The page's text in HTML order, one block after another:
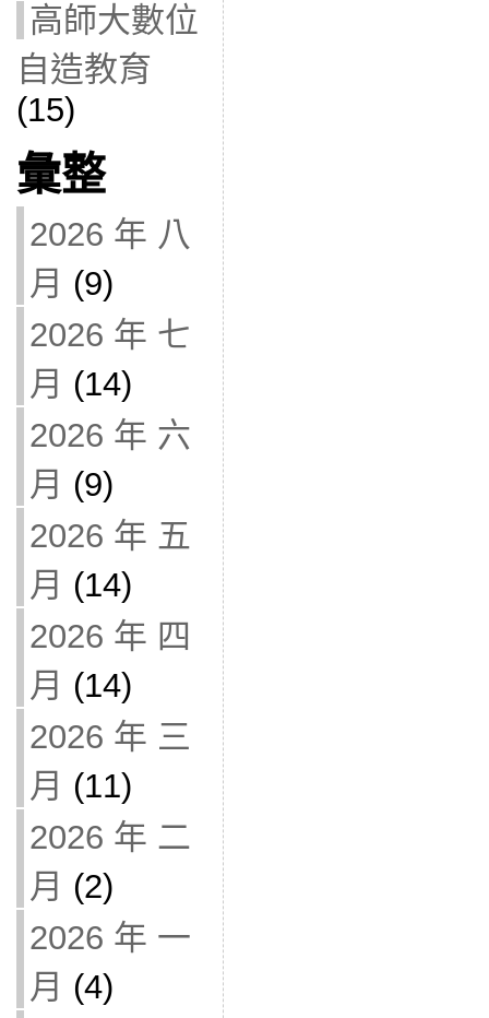
高師大數位
自造教育
(15)
彙整
2026 年 八
月 (9)
2026 年 七
月 (14)
2026 年 六
月 (9)
2026 年 五
月 (14)
2026 年 四
月 (14)
2026 年 三
月 (11)
2026 年 二
月 (2)
2026 年 一
月 (4)